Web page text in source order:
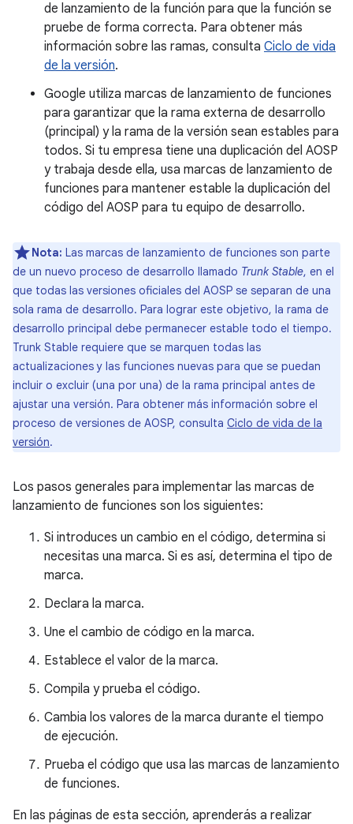
de lanzamiento de la función para que la función se
pruebe de forma correcta. Para obtener más
información sobre las ramas, consulta Ciclo de vida
de la versión.
Google utiliza marcas de lanzamiento de funciones
para garantizar que la rama externa de desarrollo
(principal) y la rama de la versión sean estables para
todos. Si tu empresa tiene una duplicación del AOSP
y trabaja desde ella, usa marcas de lanzamiento de
funciones para mantener estable la duplicación del
código del AOSP para tu equipo de desarrollo.
Nota: Las marcas de lanzamiento de funciones son parte
de un nuevo proceso de desarrollo llamado Trunk Stable, en el
que todas las versiones oficiales del AOSP se separan de una
sola rama de desarrollo. Para lograr este objetivo, la rama de
desarrollo principal debe permanecer estable todo el tiempo.
Trunk Stable requiere que se marquen todas las
actualizaciones y las funciones nuevas para que se puedan
incluir o excluir (una por una) de la rama principal antes de
ajustar una versión. Para obtener más información sobre el
proceso de versiones de AOSP, consulta Ciclo de vida de la
versión.
Los pasos generales para implementar las marcas de
lanzamiento de funciones son los siguientes:
Si introduces un cambio en el código, determina si
necesitas una marca. Si es así, determina el tipo de
marca.
Declara la marca.
Une el cambio de código en la marca.
Establece el valor de la marca.
Compila y prueba el código.
Cambia los valores de la marca durante el tiempo
de ejecución.
Prueba el código que usa las marcas de lanzamiento
de funciones.
En las páginas de esta sección, aprenderás a realizar